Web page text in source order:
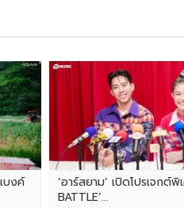
บงค์
‘อาร์สยาม’ เปิดโปรเจกต์พิ
BATTLE’...